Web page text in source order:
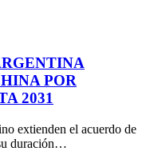
POR
2031
extienden el acuerdo de
duración…